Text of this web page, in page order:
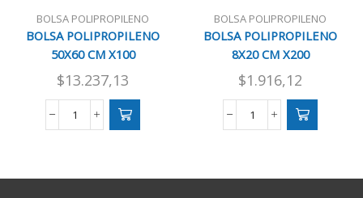
BOLSA POLIPROPILENO
BOLSA POLIPROPILENO
50X60 CM X100
$13.237,13
BOLSA
X100
BOLSA POLIPROPILENO
BOLSA POLIPROPILENO
8X20 CM X200
$1.916,12
BOLSA
X200